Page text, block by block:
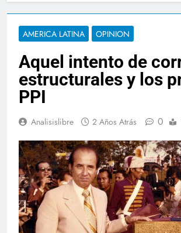
AMERICA LATINA OPINION
Aquel intento de
estructurales y los
PPI
Analisislibre 2 Años Atrás 0